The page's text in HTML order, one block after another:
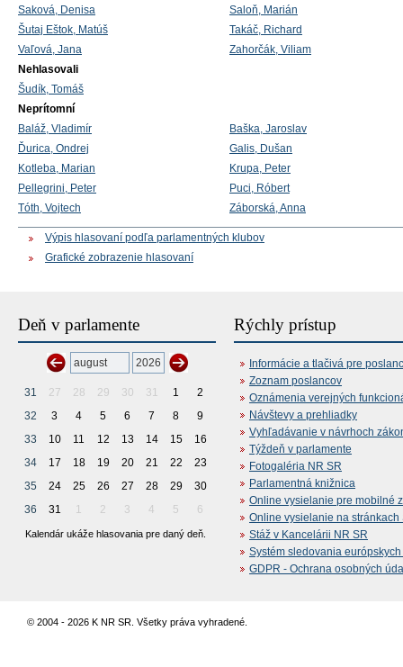
Saková, Denisa
Saloň, Marián
Šutaj Eštok, Matúš
Takáč, Richard
Vaľová, Jana
Zahorčák, Viliam
Nehlasovali
Šudík, Tomáš
Neprítomní
Baláž, Vladimír
Baška, Jaroslav
Ďurica, Ondrej
Galis, Dušan
Kotleba, Marian
Krupa, Peter
Pellegrini, Peter
Puci, Róbert
Tóth, Vojtech
Záborská, Anna
Výpis hlasovaní podľa parlamentných klubov
Grafické zobrazenie hlasovaní
Deň v parlamente
31 27 28 29 30 31 1
2
32
3 4 5 6 7 8
9
33
10 11 12 13 14 15
16
34
17 18 19 20 21 22
23
35
24 25 26 27 28 29
30
36
31 1 2 3 4 5 6
Kalendár ukáže hlasovania pre daný deň.
Rýchly prístup
Informácie a tlačivá pre
Zoznam poslancov
Oznámenia verejných
Návštevy a prehliadky
Vyhľadávanie v návrhoch
Týždeň v parlamente
Fotogaléria NR SR
Parlamentná knižnica
Online vysielanie pre mobilné
Online vysielanie na stránkach
Stáž v Kancelárii NR SR
Systém sledovania
GDPR - Ochrana osobných
© 2004 - 2026 K NR SR. Všetky práva vyhradené.